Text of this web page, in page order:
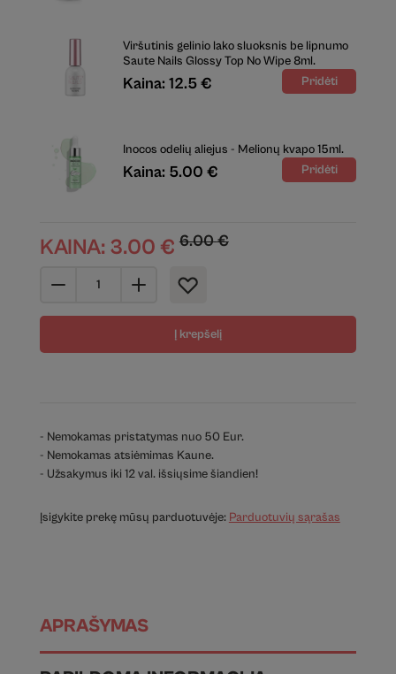
Viršutinis gelinio lako sluoksnis be lipnumo
Saute Nails Glossy Top No Wipe 8ml.
Kaina: 12.5 €
Inocos odelių aliejus - Melionų kvapo 15ml.
Kaina: 5.00 €
KAINA: 3.00 € 6.00€
Į krepšelį
- Nemokamas pristatymas nuo 50 Eur.
- Nemokamas atsiėmimas Kaune.
- Užsakymus iki 12 val. išsiųsime šiandien!
Įsigykite prekę mūsų parduotuvėje: Parduotuvių sąrašas
APRAŠYMAS